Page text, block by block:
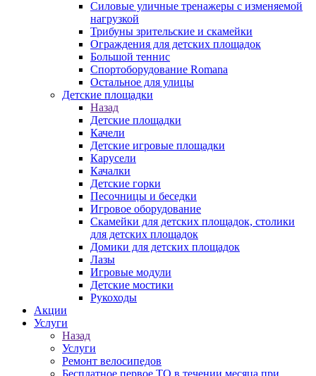
Силовые уличные тренажеры с изменяемой
нагрузкой
Трибуны зрительские и скамейки
Ограждения для детских площадок
Большой теннис
Спортоборудование Romana
Остальное для улицы
Детские площадки
Назад
Детские площадки
Качели
Детские игровые площадки
Карусели
Качалки
Детские горки
Песочницы и беседки
Игровое оборудование
Скамейки для детских площадок, столики
для детских площадок
Домики для детских площадок
Лазы
Игровые модули
Детские мостики
Рукоходы
Акции
Услуги
Назад
Услуги
Ремонт велосипедов
Бесплатное первое ТО в течении месяца при